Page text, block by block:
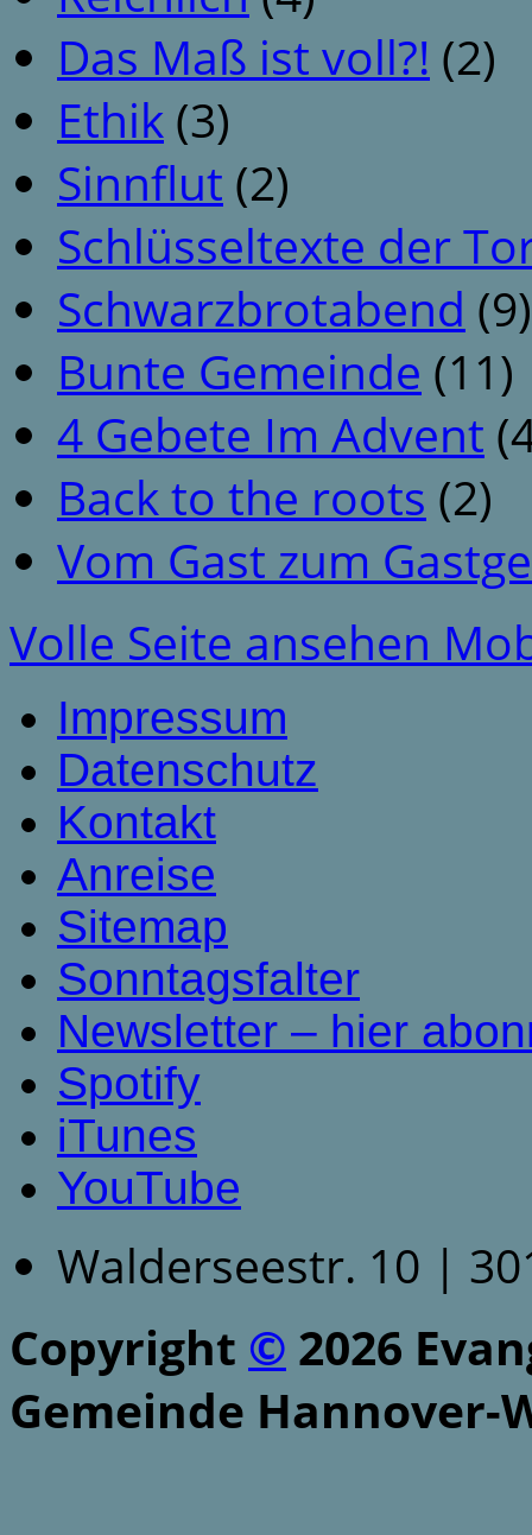
Das Maß ist voll?! (2)
Ethik (3)
Sinnflut (2)
Schlüsseltexte der
Schwarzbrotabend (9)
Bunte Gemeinde (11)
4 Gebete Im Advent
Back to the roots (2)
Vom Gast zum
Volle Seite ansehen
Impressum
Datenschutz
Kontakt
Anreise
Sitemap
Sonntagsfalter
Newsletter – hier
Spotify
iTunes
YouTube
Walderseestr. 10 |
Copyright © 2026
Gemeinde Hannover-